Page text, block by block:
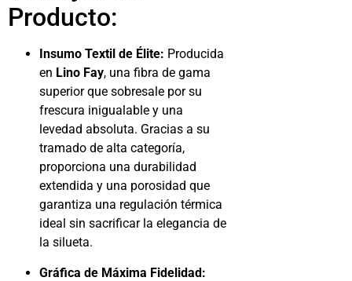
Producto:
Insumo Textil de Élite: Producida
en Lino Fay, una fibra de gama
superior que sobresale por su
frescura inigualable y una
levedad absoluta. Gracias a su
tramado de alta categoría,
proporciona una durabilidad
extendida y una porosidad que
garantiza una regulación térmica
ideal sin sacrificar la elegancia de
la silueta.
Gráfica de Máxima Fidelidad: